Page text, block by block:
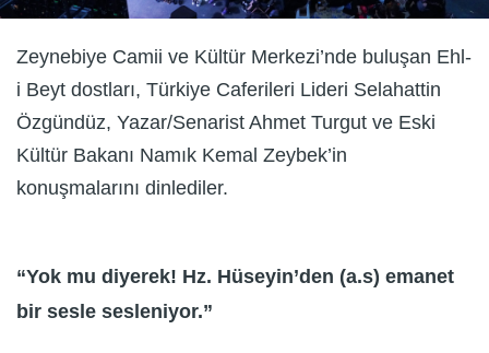
Zeynebiye Camii ve Kültür Merkezi’nde buluşan Ehl-
i Beyt dostları, Türkiye Caferileri Lideri Selahattin
Özgündüz, Yazar/Senarist Ahmet Turgut ve Eski
Kültür Bakanı Namık Kemal Zeybek’in
konuşmalarını dinlediler.
“Yok mu diyerek! Hz. Hüseyin’den (a.s) emanet
bir sesle sesleniyor.”